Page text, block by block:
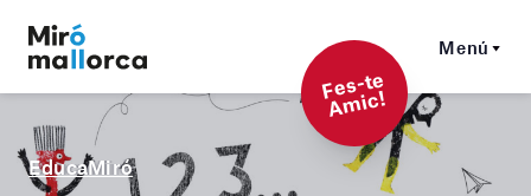
Menú
F
es-t
e
A
mi
c!
EducaMiró